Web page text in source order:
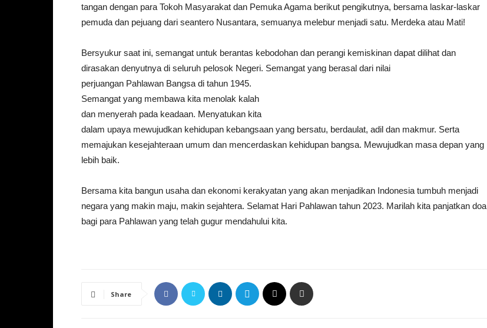
tangan dengan para Tokoh Masyarakat dan Pemuka Agama berikut pengikutnya, bersama laskar-laskar
pemuda dan pejuang dari seantero Nusantara, semuanya melebur menjadi satu. Merdeka atau Mati!
Bersyukur saat ini, semangat untuk berantas kebodohan dan perangi kemiskinan dapat dilihat dan
dirasakan denyutnya di seluruh pelosok Negeri. Semangat yang berasal dari nilai
perjuangan Pahlawan Bangsa di tahun 1945.
Semangat yang membawa kita menolak kalah
dan menyerah pada keadaan. Menyatukan kita
dalam upaya mewujudkan kehidupan kebangsaan yang bersatu, berdaulat, adil dan makmur. Serta
memajukan kesejahteraan umum dan mencerdaskan kehidupan bangsa. Mewujudkan masa depan yang
lebih baik.
Bersama kita bangun usaha dan ekonomi kerakyatan yang akan menjadikan Indonesia tumbuh menjadi
negara yang makin maju, makin sejahtera. Selamat Hari Pahlawan tahun 2023. Marilah kita panjatkan doa
bagi para Pahlawan yang telah gugur mendahului kita.
Share